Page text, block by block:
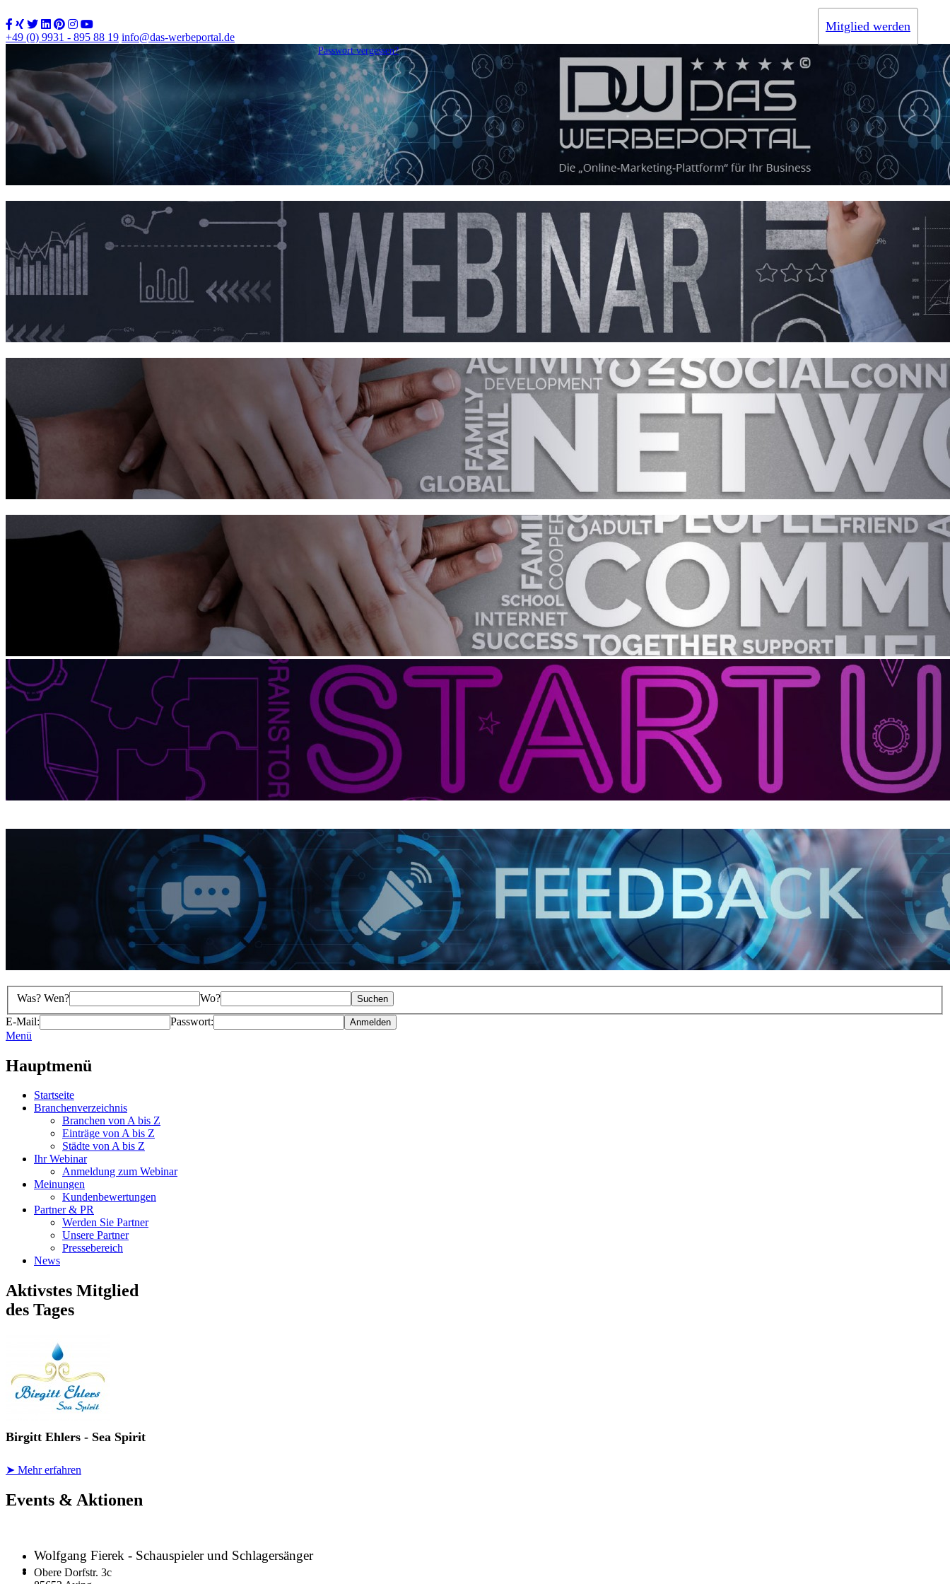
+49 (0) 9931 - 895 88 19 info@das-werbeportal.de
Was? Wen?
Wo?
E-Mail:
Passwort:
Passwort vergessen?
Mitglied werden
Menü
Hauptmenü
Startseite
Branchenverzeichnis
Branchen von A bis Z
Einträge von A bis Z
Städte von A bis Z
Ihr Webinar
Anmeldung zum Webinar
Meinungen
Kundenbewertungen
Partner & PR
Werden Sie Partner
Unsere Partner
Pressebereich
News
Aktivstes Mitglied
des Tages
Birgitt Ehlers - Sea Spirit
➤ Mehr erfahren
Events & Aktionen
Wolfgang Fierek - Schauspieler und Schlagersänger
Obere Dorfstr. 3c